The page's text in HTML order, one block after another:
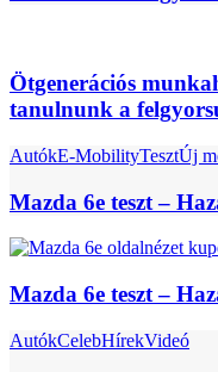
Ötgenerációs
tanulnunk a
AutókE-MobilityTesztÚj
Mazda 6e teszt –
Mazda 6e teszt –
AutókCelebHírekVideó